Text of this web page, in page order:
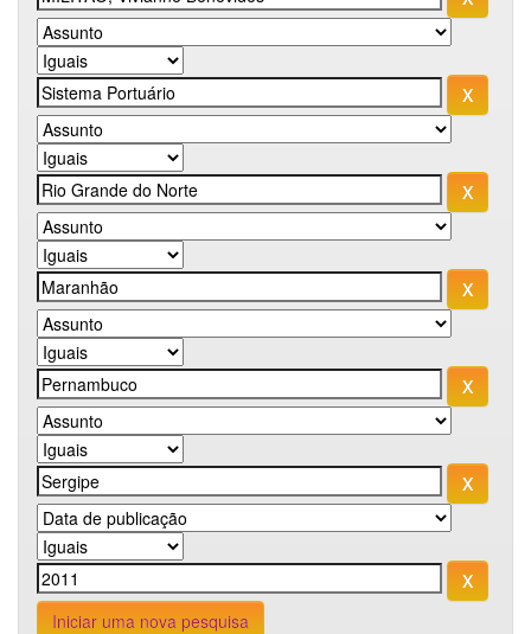
Iniciar uma nova pesquisa